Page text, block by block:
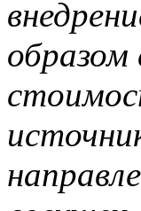
образом